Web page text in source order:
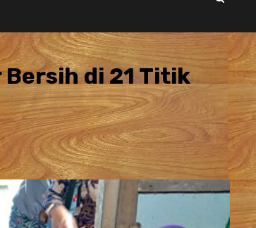
di 21 Titik